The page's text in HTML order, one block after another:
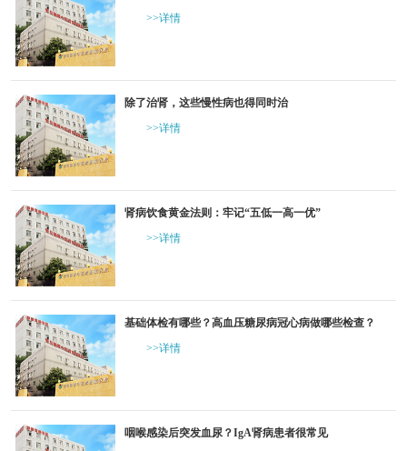
>>详情
除了治肾，这些慢性病也得同时治
>>详情
肾病饮食黄金法则：牢记“五低一高一优”
>>详情
基础体检有哪些？高血压糖尿病冠心病做哪些检查？
>>详情
咽喉感染后突发血尿？IgA肾病患者很常见